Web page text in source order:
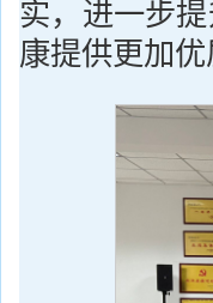
实，进一步
康提供更加